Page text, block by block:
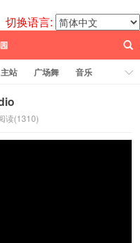
切换语言:
主站 广场舞
音乐
代码
读(1310)